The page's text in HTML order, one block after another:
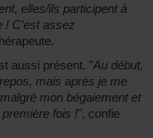
elles/ils participent à
C’est assez
aussi présent. "Au début,
mais après je me
mon bégaiement et
première fois !", confie